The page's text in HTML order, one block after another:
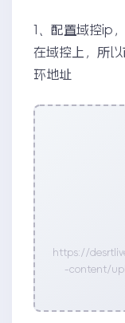
1、配置域控ip
在域控上，所以
环地址
https://
-content/